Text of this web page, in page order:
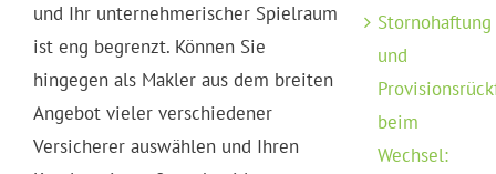
und Ihr unternehmerischer Spielraum
ist eng begrenzt. Können Sie
hingegen als Makler aus dem breiten
Angebot vieler verschiedener
Versicherer auswählen und Ihren
Stornohaftung
und
beim
Wechsel: